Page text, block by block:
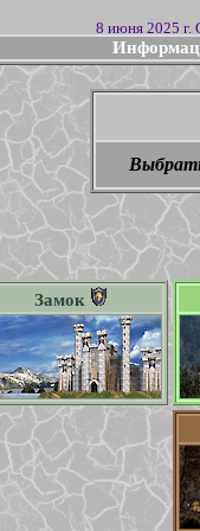
8 июня 2025 г.
11-14 февраля 2025 г.
14 января
9 января 2025 г.
8 января
1
31
14
25 августа 2021 г.
17 июня
27
Замок